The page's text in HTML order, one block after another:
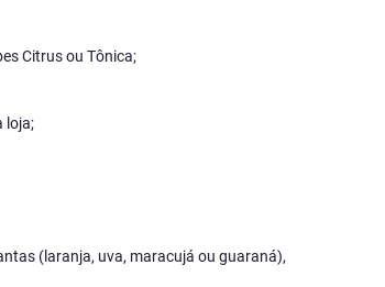
Citrus ou Tônica;
loja;
(laranja, uva, maracujá ou guaraná),